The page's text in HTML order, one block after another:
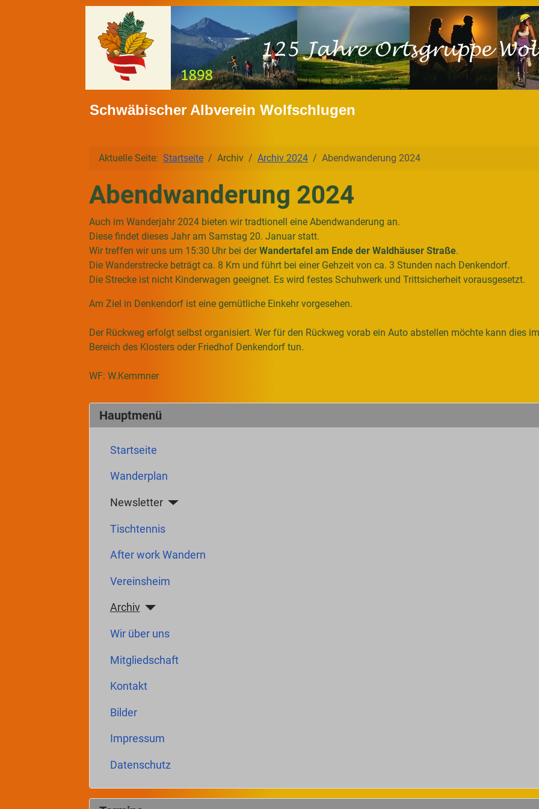
Schwäbischer Albverein Wolfschlugen
Hauptmenü
Startseite
Wanderplan
Newsletter
Tischtennis
After work Wandern
Vereinsheim
Archiv
Wir über uns
Mitgliedschaft
Kontakt
Bilder
Impressum
Datenschutz
Aktuelle Seite: Startseite Archiv Archiv 2024 Abendwanderung 2024
Abendwanderung 2024
Auch im Wanderjahr 2024 bieten wir tradtionell eine Abendwanderung an.
Diese findet dieses Jahr am Samstag 20. Januar statt.
Wir treffen wir uns um 15:30 Uhr bei derWandertafel am Ende der Waldhäuser Straße.
Die Wanderstrecke beträgt ca. 8 Km und führt bei einer Gehzeit von ca. 3 Stunden nach Denkendorf.
Die Strecke ist nicht Kinderwagen geeignet. Es wird festes Schuhwerk und Trittsicherheit vorausgesetzt.
Am Ziel in Denkendorf ist eine gemütliche Einkehr vorgesehen.
Der Rückweg erfolgt selbst organisiert. Wer für den Rückweg vorab ein Auto abstellen möchte kann dies im
Bereich des Klosters oder Friedhof Denkendorf tun.
WF: W.Kemmner